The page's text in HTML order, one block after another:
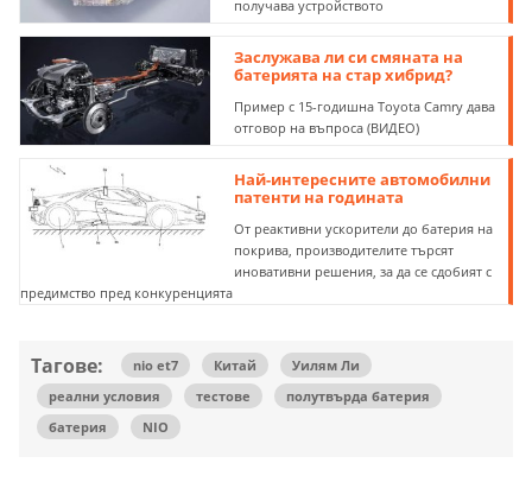
получава устройството
Заслужава ли си смяната на
батерията на стар хибрид?
Пример с 15-годишна Toyota Camry дава
отговор на въпроса (ВИДЕО)
Най-интересните автомобилни
патенти на годината
От реактивни ускорители до батерия на
покрива, производителите търсят
иновативни решения, за да се сдобият с
предимство пред конкуренцията
Тагове: nio et7 Китай
Уилям Ли
реални условия
тестове
полутвърда батерия
батерия
NIO